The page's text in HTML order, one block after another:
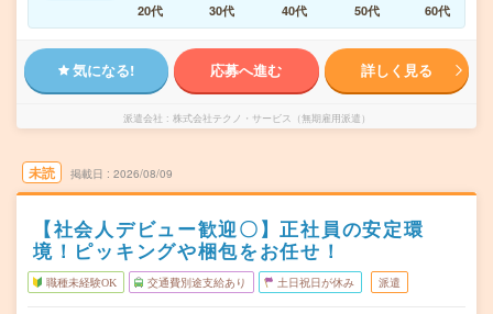
20代
30代 40代 50代 60代
気になる! 応募へ進む 詳しく見る
派遣会社 株式会社テクノ・サービス（無期雇用派遣）
未読 掲載日 2026/08/09
【社会人デビュー歓迎〇】正社員の安定環
境！ピッキングや梱包をお任せ！
職種未経験OK 交通費別途支給あり 土日祝日が休み 派遣